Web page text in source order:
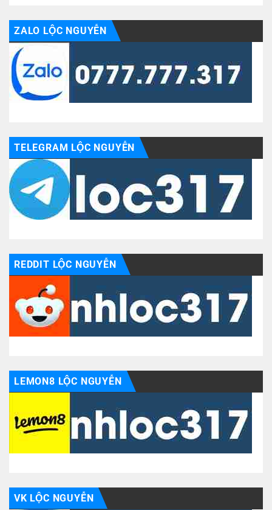
ZALO LỘC NGUYỄN
TELEGRAM LỘC NGUYỄN
REDDIT LỘC NGUYỄN
LEMON8 LỘC NGUYỄN
VK LỘC NGUYỄN